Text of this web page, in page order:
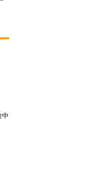
中